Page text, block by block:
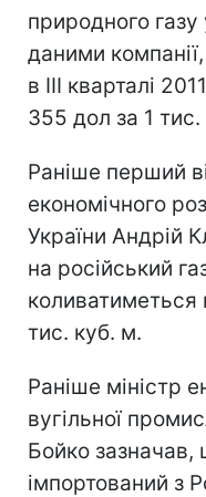
природного газу
даними
в ІІІ кварталі
355 дол за 1
Раніше перший
економічного
України Андрій
на російський
коливатиметься
тис. куб. м.
Раніше міністр
вугільної
Бойко зазначав,
імпортований з